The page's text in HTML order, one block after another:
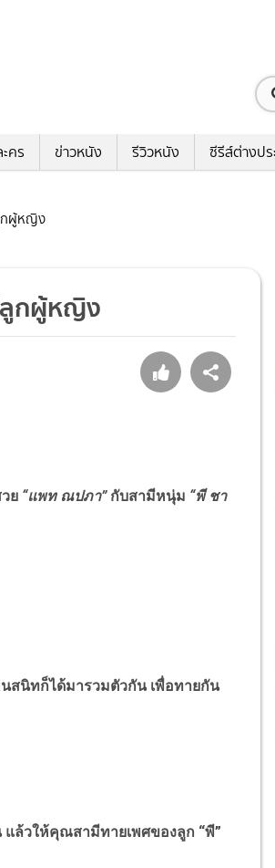
คร ข่าวหนัง รีวิวหนัง ซีรีส์ต่างปร
กผู้หญิง
ลูกผู้หญิง
ย “แพท ณปภา” กับสามีหนุ่ม “พี ชา
สนิทก็ได้มารวมตัวกัน เพื่อทายกัน
ล้วให้คุณสามีทายเพศของลูก “พี”